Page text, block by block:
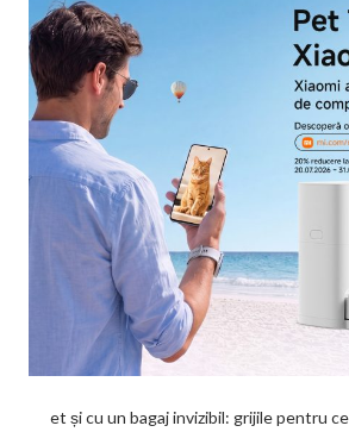
et și cu un bagaj invizibil: grijile pentru